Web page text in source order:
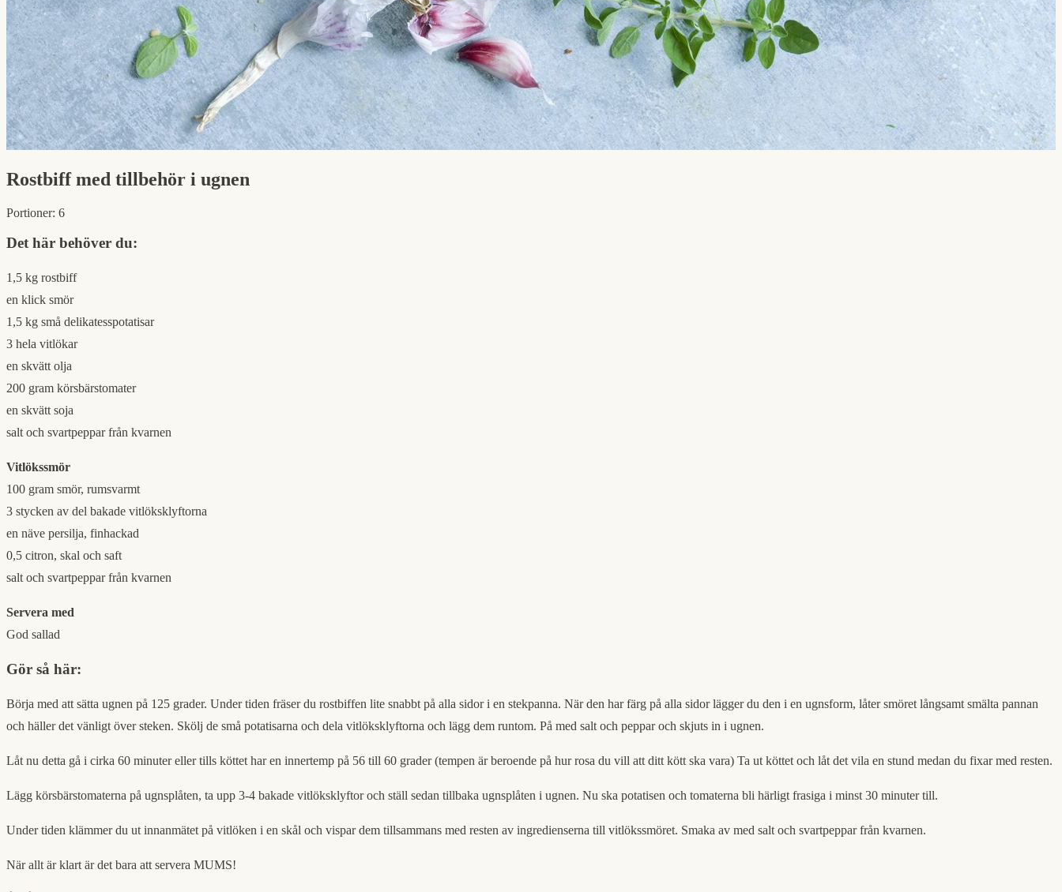
Rostbiff med tillbehör i ugnen
Portioner: 6
Det här behöver du:
1,5 kg rostbiff
en klick smör
1,5 kg små delikatesspotatisar
3 hela vitlökar
en skvätt olja
200 gram körsbärstomater
en skvätt soja
salt och svartpeppar från kvarnen
Vitlökssmör
100 gram smör, rumsvarmt
3 stycken av del bakade vitlöksklyftorna
en näve persilja, finhackad
0,5 citron, skal och saft
salt och svartpeppar från kvarnen
Servera med
God sallad
Gör så här:
Börja med att sätta ugnen på 125 grader. Under tiden fräser du rostbiffen lite snabbt på alla sidor i en stekpanna. När den har färg på alla sidor lägger du den i en ugnsform, låter smöret långsamt smälta pannan
och häller det vänligt över steken. Skölj de små potatisarna och dela vitlöksklyftorna och lägg dem runtom. På med salt och peppar och skjuts in i ugnen.
Låt nu detta gå i cirka 60 minuter eller tills köttet har en innertemp på 56 till 60 grader (tempen är beroende på hur rosa du vill att ditt kött ska vara) Ta ut köttet och låt det vila en stund medan du fixar med resten.
Lägg körsbärstomaterna på ugnsplåten, ta upp 3-4 bakade vitlöksklyftor och ställ sedan tillbaka ugnsplåten i ugnen. Nu ska potatisen och tomaterna bli härligt frasiga i minst 30 minuter till.
Under tiden klämmer du ut innanmätet på vitlöken i en skål och vispar dem tillsammans med resten av ingredienserna till vitlökssmöret. Smaka av med salt och svartpeppar från kvarnen.
När allt är klart är det bara att servera MUMS!